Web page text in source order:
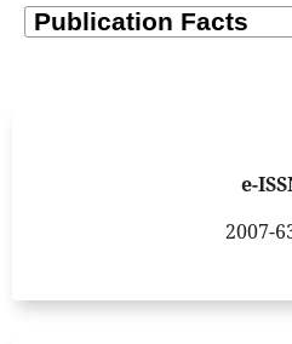
e-
2007-